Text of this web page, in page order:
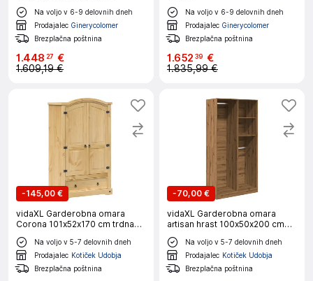
Na voljo v 6-9 delovnih dneh
Prodajalec Ginerycolomer
Brezplačna poštnina
1.448 27 €
1.609,19 €
Na voljo v 6-9 delovnih dneh
Prodajalec Ginerycolomer
Brezplačna poštnina
1.652 39 €
1.835,99 €
-145,00 €
vidaXL Garderobna omara
Corona 101x52x170 cm trdna
borovina
Na voljo v 5-7 delovnih dneh
Prodajalec Kotiček Udobja
Brezplačna poštnina
-70,00 €
vidaXL Garderobna omara
artisan hrast 100x50x200 cm
inženirski les
Na voljo v 5-7 delovnih dneh
Prodajalec Kotiček Udobja
Brezplačna poštnina